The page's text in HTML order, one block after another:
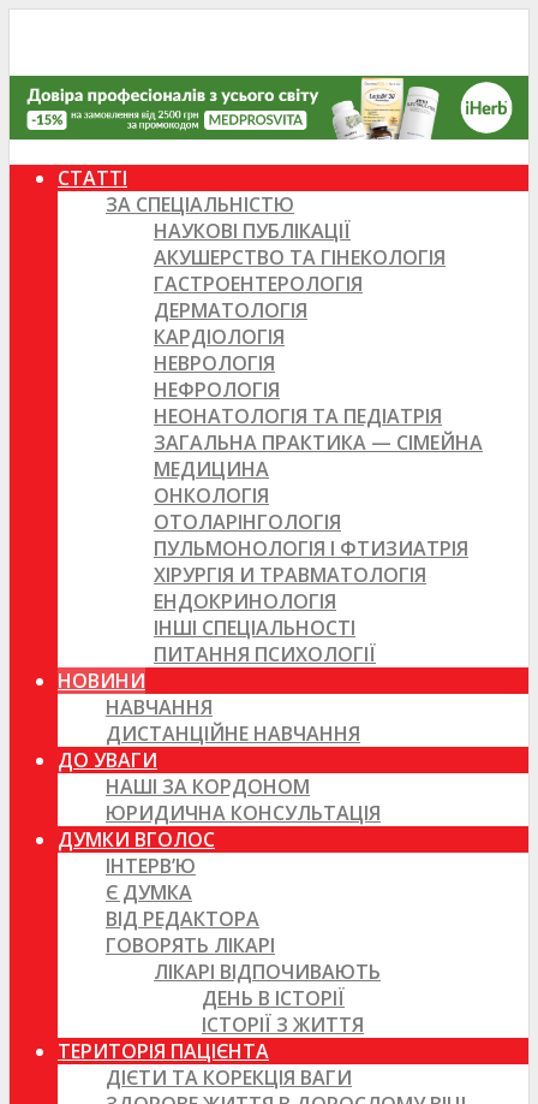
СТАТТІ
ЗА СПЕЦІАЛЬНІСТЮ
НАУКОВІ ПУБЛІКАЦІЇ
АКУШЕРСТВО ТА ГІНЕКОЛОГІЯ
ГАСТРОЕНТЕРОЛОГІЯ
ДЕРМАТОЛОГІЯ
КАРДІОЛОГІЯ
НЕВРОЛОГІЯ
НЕФРОЛОГІЯ
НЕОНАТОЛОГІЯ ТА ПЕДІАТРІЯ
ЗАГАЛЬНА ПРАКТИКА — СІМЕЙНА
МЕДИЦИНА
ОНКОЛОГІЯ
ОТОЛАРІНГОЛОГІЯ
ПУЛЬМОНОЛОГІЯ І ФТИЗИАТРІЯ
ХІРУРГІЯ И ТРАВМАТОЛОГІЯ
ЕНДОКРИНОЛОГІЯ
ІНШІ СПЕЦІАЛЬНОСТІ
ПИТАННЯ ПСИХОЛОГІЇ
НОВИНИ
НАВЧАННЯ
ДИСТАНЦІЙНЕ НАВЧАННЯ
ДО УВАГИ
НАШІ ЗА КОРДОНОМ
ЮРИДИЧНА КОНСУЛЬТАЦІЯ
ДУМКИ ВГОЛОС
ІНТЕРВ’Ю
Є ДУМКА
ВІД РЕДАКТОРА
ГОВОРЯТЬ ЛІКАРІ
ЛІКАРІ ВІДПОЧИВАЮТЬ
ДЕНЬ В ІСТОРІЇ
ІСТОРІЇ З ЖИТТЯ
ТЕРИТОРІЯ ПАЦІЄНТА
ДІЄТИ ТА КОРЕКЦІЯ ВАГИ